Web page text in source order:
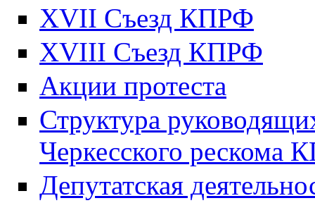
XVII Cъезд КПРФ
XVIII Cъезд КПРФ
Акции протеста
Структура
Черкесского рескома
Депутатская